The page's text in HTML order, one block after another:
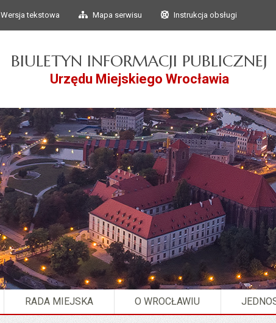
Przejdź do głównego
Przejdź do treści
Wersja tekstowa Mapa serwisu Instrukcja obsługi
BIULETYN INFORMACJI PUBLICZNEJ
Urzędu Miejskiego Wrocławia
RADA MIEJSKA O WROCŁAWIU